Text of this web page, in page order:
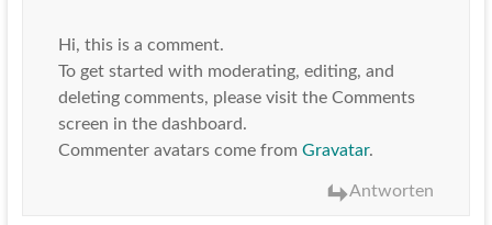
Hi, this is a comment.
To get started with moderating, editing, and
deleting comments, please visit the Comments
screen in the dashboard.
Commenter avatars come from Gravatar.
Antworten